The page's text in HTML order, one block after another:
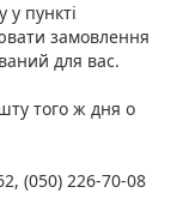
у пункті
замовлення
для вас.
того ж дня о
(050) 226-70-08